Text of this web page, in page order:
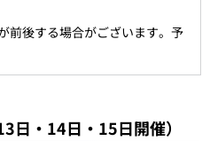
前後する場合がございます。予
日・14日・15日開催）